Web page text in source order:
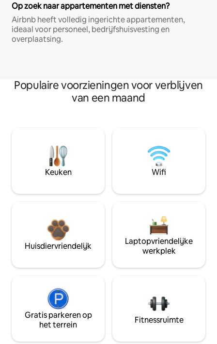
Op zoek naar appartementen met diensten?
Airbnb heeft volledig ingerichte appartementen,
ideaal voor personeel, bedrijfshuisvesting en
overplaatsing.
Populaire voorzieningen voor verblijven
van een maand
Keuken Wifi
Huisdiervriendelijk
Laptopvriendelijke
werkplek
Gratis parkeren op
het terrein
Fitnessruimte